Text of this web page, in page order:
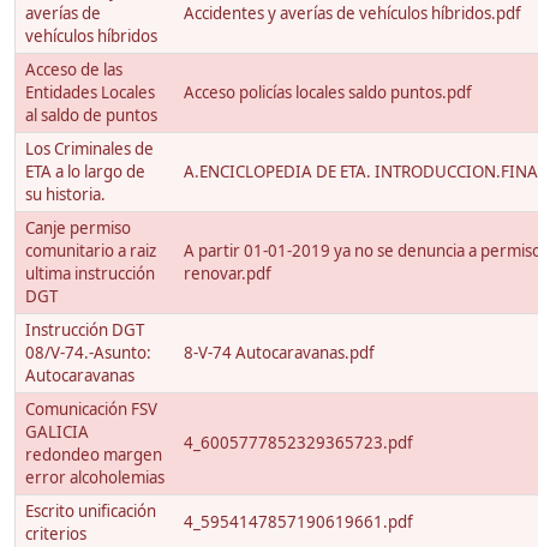
averías de
vehículos híbridos
Accidentes y averías de vehículos híbridos.pdf
Acceso de las
Entidades Locales
al saldo de puntos
Acceso policías locales saldo puntos.pdf
Los Criminales de
ETA a lo largo de
su historia.
A.ENCICLOPEDIA DE ETA.
Canje permiso
comunitario a raiz
ultima instrucción
DGT
A partir 01-01-2019 ya no se denuncia a
renovar.pdf
Instrucción DGT
08/V-74.-Asunto:
Autocaravanas
8-V-74 Autocaravanas.pdf
Comunicación FSV
GALICIA
redondeo margen
error alcoholemias
4_6005777852329365723.pdf
Escrito unificación
criterios
4_5954147857190619661.pdf